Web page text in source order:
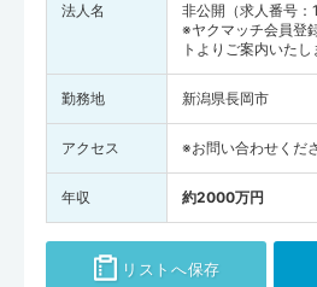
法人名
非公開（求人番号：
※ヤクマッチ会員登
トよりご案内いたし
勤務地 新潟県長岡市
アクセス ※お問い合わせくだ
年収 約2000万円
リストへ保存